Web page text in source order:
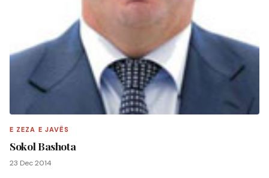
E ZEZA E JAVËS
Sokol Bashota
23 Dec 2014